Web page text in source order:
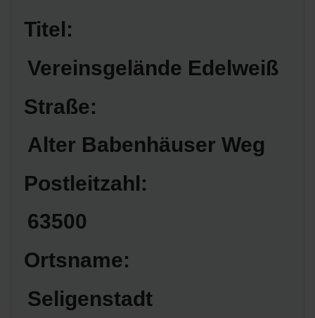
Titel:
Vereinsgelände Edelweiß
Straße:
Alter Babenhäuser Weg
Postleitzahl:
63500
Ortsname:
Seligenstadt